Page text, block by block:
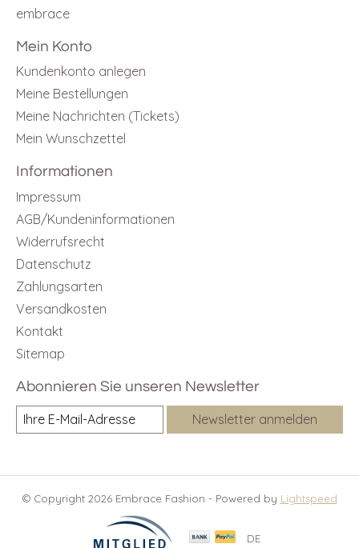
embrace
Mein Konto
Kundenkonto anlegen
Meine Bestellungen
Meine Nachrichten (Tickets)
Mein Wunschzettel
Informationen
Impressum
AGB/Kundeninformationen
Widerrufsrecht
Datenschutz
Zahlungsarten
Versandkosten
Kontakt
Sitemap
Abonnieren Sie unseren Newsletter
Newsletter anmelden
© Copyright 2026 Embrace Fashion - Powered by Lightspeed
DE